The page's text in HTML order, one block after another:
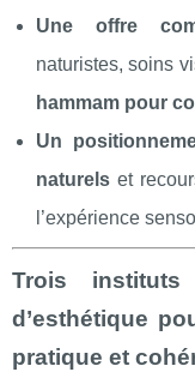
Une offre
naturistes, soins
hammam pour
Un
naturels et
l’expérience
Trois
d’esthétique
pratique et